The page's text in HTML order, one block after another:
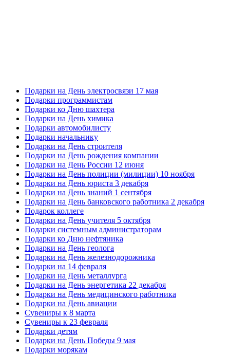
Подарки на День электросвязи 17 мая
Подарки программистам
Подарки ко Дню шахтера
Подарки на День химика
Подарки автомобилисту
Подарки начальнику
Подарки на День строителя
Подарки на День рождения компании
Подарки на День России 12 июня
Подарки на День полиции (милиции) 10 ноября
Подарки на День юриста 3 декабря
Подарки на День знаний 1 сентября
Подарки на День банковского работника 2 декабря
Подарок коллеге
Подарки на День учителя 5 октября
Подарки системным администраторам
Подарки ко Дню нефтяника
Подарки на День геолога
Подарки на День железнодорожника
Подарки на 14 февраля
Подарки на День металлурга
Подарки на День энергетика 22 декабря
Подарки на День медицинского работника
Подарки на День авиации
Сувениры к 8 марта
Сувениры к 23 февраля
Подарки детям
Подарки на День Победы 9 мая
Подарки морякам